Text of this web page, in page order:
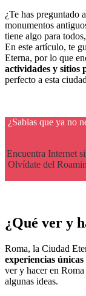
¿Te has preguntado
monumentos
tiene algo para
En este artículo, te
Eterna, por lo que
actividades y sitios
perfecto a esta
¿Sabias que ya no
Encuentra Internet
Olvídate del
¿Qué ver y
Roma, la Ciudad
experiencias
ver y hacer en
algunas ideas.